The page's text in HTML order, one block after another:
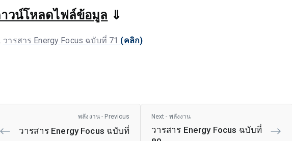
วน์โหลดไฟล์ข้อมูล ⇓
วารสาร Energy Focus ฉบับที่ 71 (คลิก)
พลังงาน - Previous
วารสาร Energy Focus ฉบับที่
Next - พลังงาน
วารสาร Energy Focus ฉบับที่